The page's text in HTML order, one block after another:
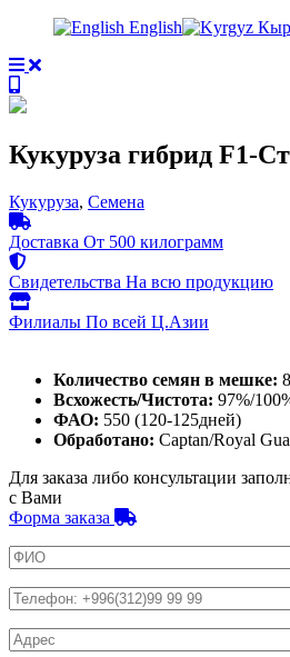
English
Кукуруза гибрид F1-
Кукуруза, Семена
Доставка От 500 килограмм
Свидетельства На всю продукцию
Филиалы По всей Ц.Азии
Количество семян в мешке:
Всхожесть/Чистота: 97%/
ФАО: 550 (120-125дней)
Обработано: Captan/Royal
Для заказа либо консультации
с Вами
Форма заказа